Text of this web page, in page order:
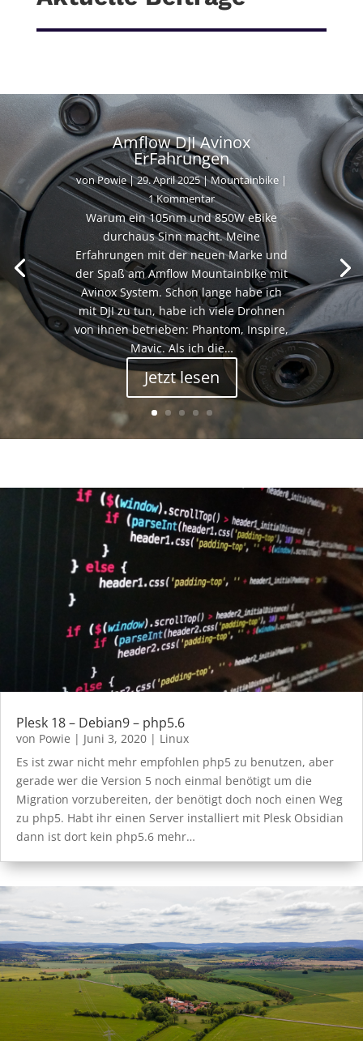
Amflow DJI Avinox
ErFahrungen
vonPowie|29. April 2025|Mountainbike |
1 Kommentar
Warum ein 105nm und 850W eBike
durchaus Sinn macht. Meine
Erfahrungen mit der neuen Marke und
der Spaß am Amflow Mountainbike mit
Avinox System. Schon lange habe ich
mit DJI zu tun, habe ich viele Drohnen
von ihnen betrieben: Phantom, Inspire,
Mavic. Als ich die…
Jetzt lesen
Plesk 18 – Debian9 – php5.6
von Powie | Juni 3, 2020 | Linux
Es ist zwar nicht mehr empfohlen php5 zu benutzen, aber
gerade wer die Version 5 noch einmal benötigt um die
Migration vorzubereiten, der benötigt doch noch einen Weg
zu php5. Habt ihr einen Server installiert mit Plesk Obsidian
dann ist dort kein php5.6 mehr…